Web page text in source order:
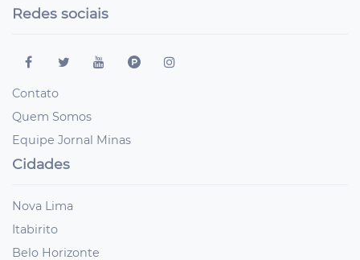
Redes sociais
Contato
Quem Somos
Equipe Jornal Minas
Cidades
Nova Lima
Itabirito
Belo Horizonte